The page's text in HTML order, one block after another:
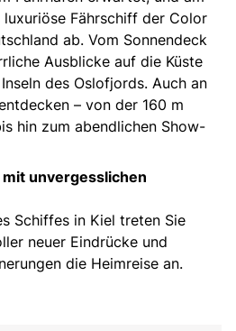
Fährschiff der Color
ab. Vom Sonnendeck
Ausblicke auf die Küste
des Oslofjords. Auch an
– von der 160 m
hin zum abendlichen Show-
unvergesslichen
Schiffes in Kiel treten Sie
neuer Eindrücke und
die Heimreise an.